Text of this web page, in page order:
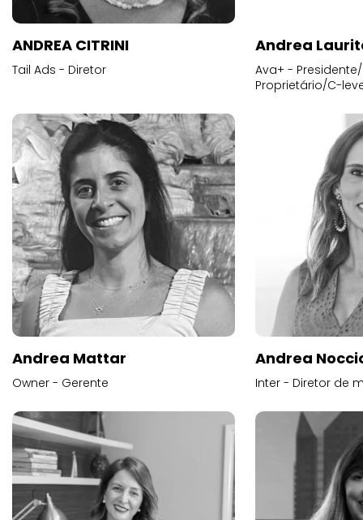
ANDREA CITRINI
Tail Ads - Diretor
Andrea
Ava+ -
Proprietário/C-
Andrea Mattar
Owner - Gerente
Andrea
Inter - Diretor de